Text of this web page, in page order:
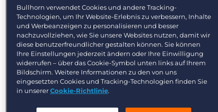
Demo anfragen Login
GRID Recruiting-Trends-Report
2026
Welche Strategien sorgen für ein
Umsatzwachstum in 2026?
Während sich der Markt nur leicht
Bullhorn verwendet Cookies und andere Tracking-
Technologien, um Ihr Website-Erlebnis zu verbessern, Inhalte
und Werbeanzeigen zu personalisieren und besser
nachzuvollziehen, wie Sie unsere Websites nutzen, damit wir
diese benutzerfreundlicher gestalten können. Sie können
Ihre Einstellungen jederzeit ändern oder Ihre Einwilligung
widerrufen – über das Cookie-Symbol unten links auf Ihrem
Bildschirm. Weitere Informationen zu den von uns
eingesetzten Cookies und Tracking-Technologien finden Sie
in unsererCookie-Richtlinie.